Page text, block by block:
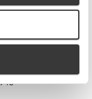
230V/8A IP20